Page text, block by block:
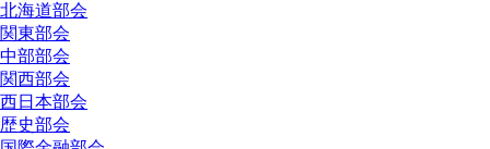
北海道部会
関東部会
中部部会
関西部会
西日本部会
歴史部会